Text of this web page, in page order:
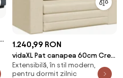
1.240,99 RON
vidaXL Pat canapea 60cm Crem
țesătură
Extensibilă, în stil modern,
pentru dormit zilnic